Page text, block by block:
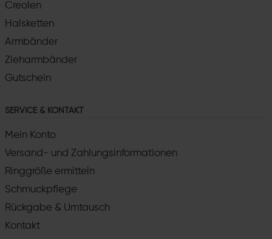
Creolen
Halsketten
Armbänder
Zieharmbänder
Gutschein
SERVICE & KONTAKT
Mein Konto
Versand- und Zahlungsinformationen
Ringgröße ermitteln
Schmuckpflege
Rückgabe & Umtausch
Kontakt